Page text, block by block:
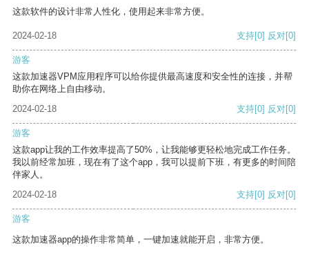
这款软件的设计非常人性化，使用起来非常方便。
2024-02-18 支持[0] 反对[0]
游客
这款加速器VPM应用程序可以给你提供最高速度和安全性的连接，并帮
助你在网络上自由移动。
2024-02-18
支持[0] 反对[0]
游客
这款app让我的工作效率提高了50%，让我能够更轻松地完成工作任务。
我以前经常加班，现在有了这个app，我可以提前下班，有更多的时间陪
伴家人。
2024-02-18
支持[0] 反对[0]
游客
这款加速器app的操作非常简单，一键加速就能开启，非常方便。